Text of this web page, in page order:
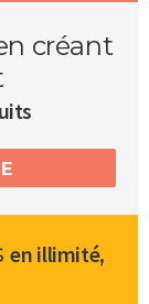
créant
en illimité,